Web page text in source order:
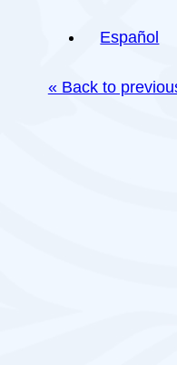
Español
« Back to